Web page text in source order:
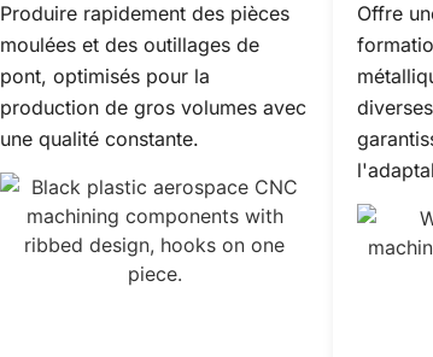
Produire rapidement des pièces
moulées et des outillages de
pont, optimisés pour la
production de gros volumes avec
une qualité constante.
Offre